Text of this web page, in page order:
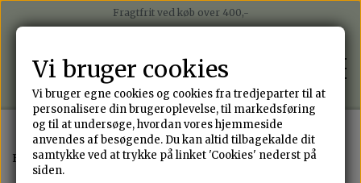
Fragtfrit ved køb over 400,-
Betal nemt med mobilepay
Sender på alle hverdage med Postnord
WEBSHOP
Forside Øreringe Oxideret øreringe med grøn ametyst
Vi bruger cookies
Vi bruger egne cookies og cookies fra tredjeparter til at
personalisere din brugeroplevelse, til markedsføring
og til at undersøge, hvordan vores hjemmeside
anvendes af besøgende. Du kan altid tilbagekalde dit
samtykke ved at trykke på linket 'Cookies' nederst på
siden.